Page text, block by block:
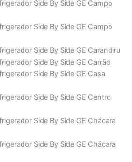
Side By Side GE Campo
Side By Side GE Campo
Side By Side GE Carandiru
Side By Side GE Carrão
Side By Side GE Casa
Side By Side GE Centro
Side By Side GE Chácara
Side By Side GE Chácara